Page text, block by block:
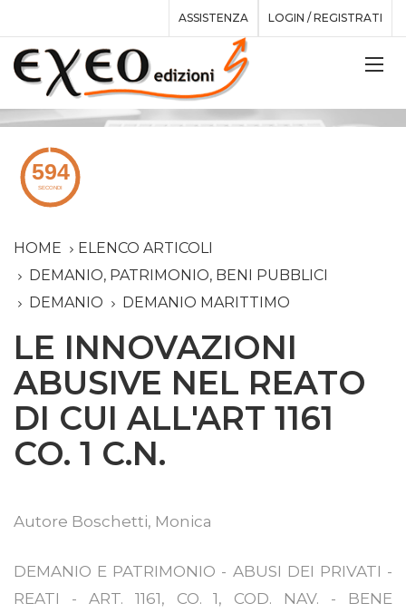
ASSISTENZA LOGIN / REGISTRATI
HOME
ELENCO ARTICOLI
DEMANIO, PATRIMONIO, BENI PUBBLICI
DEMANIO
DEMANIO MARITTIMO
LE INNOVAZIONI
ABUSIVE NEL REATO
DI CUI ALL'ART 1161
CO. 1 C.N.
Autore Boschetti, Monica
DEMANIO E PATRIMONIO - ABUSI DEI PRIVATI -
REATI - ART. 1161, CO. 1, COD. NAV. - BENE